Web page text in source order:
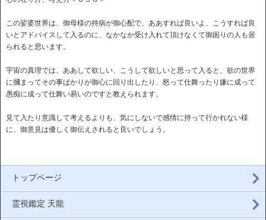
この娑婆世界は、御母様の持病が御心配で、ああすれば良いよ、こうすれば良
いとアドバイスして入るのに、なかなか受け入れて頂けなくて御困りの人も居
られると思います。
宇宙の真理では、ああして欲しい、こうして欲しいと思って入ると、欲の世界
に摑まってその事ばかりが御心に回り出したり、怒って仕舞ったり嫌に成って
愚痴に成って仕舞い易いのですと教えられます。
見て入たり意識して考えるよりも、気にしないで感情に持って行かれない様
に、御意見は優しく御伝えされると良いでしょう。
トップページ
霊視鑑定 天龍